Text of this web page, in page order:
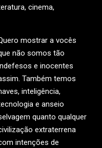
cinema,
mostrar a vocês
não somos tão
e inocentes
Também temos
inteligência,
e anseio
quanto qualquer
extraterrena
intenções de